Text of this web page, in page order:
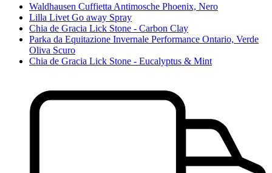
Waldhausen Cuffietta Antimosche Phoenix, Nero
Lilla Livet Go away Spray
Chia de Gracia Lick Stone - Carbon Clay
Parka da Equitazione Invernale Performance Ontario, Verde
Oliva Scuro
Chia de Gracia Lick Stone - Eucalyptus & Mint